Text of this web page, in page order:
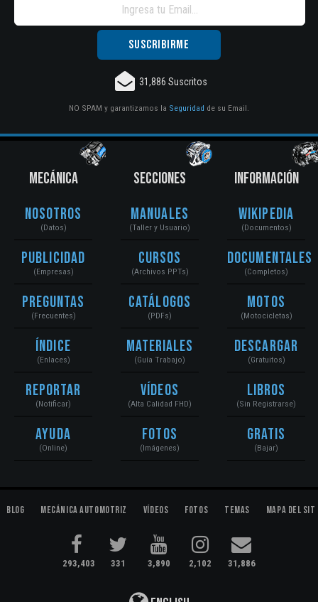
31,886 Suscritos
NO SPAM y garantizamos la Seguridad de su Email.
MECÁNICA
Nosotros
(Datos)
Publicidad
(Empresas)
Preguntas
(Frecuentes)
Índice
(Enlaces)
Reportar
(Notificar)
Ayuda
(Online)
SECCIONES
Manuales
(Taller y Usuario)
Cursos
(Archivos PPTs)
Catálogos
(PDFs)
Materiales
(Guía Trabajo)
Vídeos
(Alta Calidad FHD)
Fotos
(Imágenes)
INFORMACIÓN
Wikipedia
(Documentos)
Documentales
(Completos)
Motos
(Motocicletas)
Descargar
(Gratuitos)
Libros
(Sin Registrarse)
Gratis
(Bajar)
Blog Mecánica Automotriz Vídeos Fotos Temas Mapa del
293,403 331 3,890 2,102 31,886